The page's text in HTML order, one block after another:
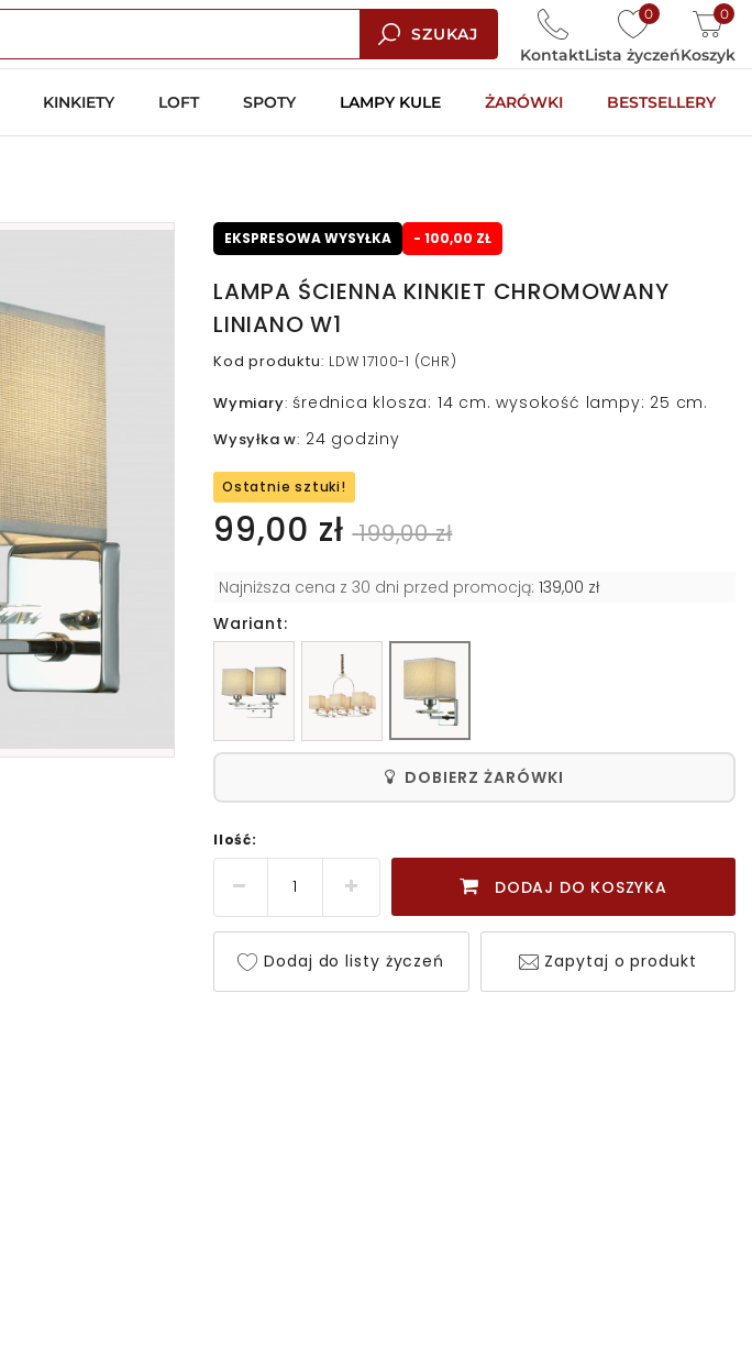
SZUKAJ
0
Lista życzeń
0
Koszyk
Kontakt
KINKIETY LOFT SPOTY LAMPY KULE ŻARÓWKI BESTSELLERY
EKSPRESOWA WYSYŁKA - 100,00 ZŁ
LAMPA ŚCIENNA KINKIET CHROMOWANY
LINIANO W1
Kod produktu: LDW 17100-1 (CHR)
Wymiary: średnica klosza: 14 cm. wysokość lampy: 25 cm.
Wysyłka w: 24 godziny
Ostatnie sztuki!
99,00 zł 199,00 zł
Najniższa cena z 30 dni przed promocją: 139,00 zł
Wariant:
DOBIERZ ŻARÓWKI
Ilość:
DODAJ DO KOSZYKA
Dodaj do listy życzeń Zapytaj o produkt